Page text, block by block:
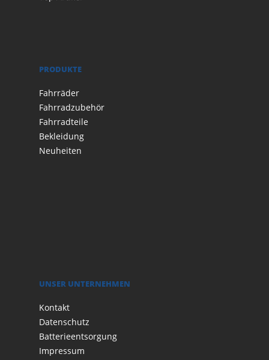
PRODUKTE
Fahrräder
Fahrradzubehör
Fahrradteile
Bekleidung
Neuheiten
UNSER UNTERNEHMEN
Kontakt
Datenschutz
Batterieentsorgung
Impressum